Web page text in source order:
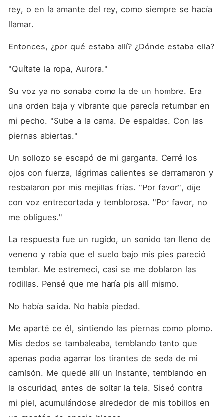
rey, o en la amante del rey, como siempre se hacía
llamar.
Entonces, ¿por qué estaba allí? ¿Dónde estaba ella?
"Quítate la ropa, Aurora."
Su voz ya no sonaba como la de un hombre. Era
una orden baja y vibrante que parecía retumbar en
mi pecho. "Sube a la cama. De espaldas. Con las
piernas abiertas."
Un sollozo se escapó de mi garganta. Cerré los
ojos con fuerza, lágrimas calientes se derramaron y
resbalaron por mis mejillas frías. "Por favor", dije
con voz entrecortada y temblorosa. "Por favor, no
me obligues."
La respuesta fue un rugido, un sonido tan lleno de
veneno y rabia que el suelo bajo mis pies pareció
temblar. Me estremecí, casi se me doblaron las
rodillas. Pensé que me haría pis allí mismo.
No había salida. No había piedad.
Me aparté de él, sintiendo las piernas como plomo.
Mis dedos se tambaleaba, temblando tanto que
apenas podía agarrar los tirantes de seda de mi
camisón. Me quedé allí un instante, temblando en
la oscuridad, antes de soltar la tela. Siseó contra
mi piel, acumulándose alrededor de mis tobillos en